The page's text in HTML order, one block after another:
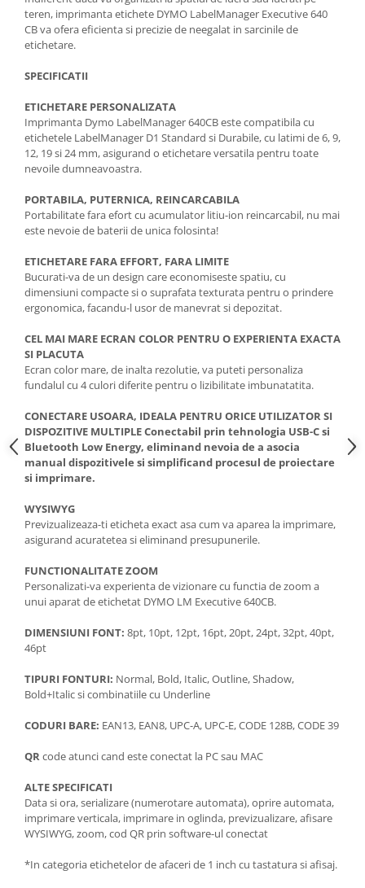
teren, imprimanta etichete DYMO LabelManager Executive 640
CB va ofera eficienta si precizie de neegalat in sarcinile de
etichetare.
SPECIFICATII
ETICHETARE PERSONALIZATA
Imprimanta Dymo LabelManager 640CB este compatibila cu
etichetele LabelManager D1 Standard si Durabile, cu latimi de 6, 9,
12, 19 si 24 mm, asigurand o etichetare versatila pentru toate
nevoile dumneavoastra.
PORTABILA, PUTERNICA, REINCARCABILA
Portabilitate fara efort cu acumulator litiu-ion reincarcabil, nu mai
este nevoie de baterii de unica folosinta!
ETICHETARE FARA EFFORT, FARA LIMITE
Bucurati-va de un design care economiseste spatiu, cu
dimensiuni compacte si o suprafata texturata pentru o prindere
ergonomica, facandu-l usor de manevrat si depozitat.
CEL MAI MARE ECRAN COLOR PENTRU O EXPERIENTA EXACTA
SI PLACUTA
Ecran color mare, de inalta rezolutie, va puteti personaliza
fundalul cu 4 culori diferite pentru o lizibilitate imbunatatita.
CONECTARE USOARA, IDEALA PENTRU ORICE UTILIZATOR SI
DISPOZITIVE MULTIPLE Conectabil prin tehnologia USB-C si
Bluetooth Low Energy, eliminand nevoia de a asocia
manual dispozitivele si simplificand procesul de proiectare
si imprimare.
WYSIWYG
Previzualizeaza-ti eticheta exact asa cum va aparea la imprimare,
asigurand acuratetea si eliminand presupunerile.
FUNCTIONALITATE ZOOM
Personalizati-va experienta de vizionare cu functia de zoom a
unui aparat de etichetat DYMO LM Executive 640CB.
DIMENSIUNI FONT: 8pt, 10pt, 12pt, 16pt, 20pt, 24pt, 32pt, 40pt,
46pt
TIPURI FONTURI: Normal, Bold, Italic, Outline, Shadow,
Bold+Italic si combinatiile cu Underline
CODURI BARE: EAN13, EAN8, UPC-A, UPC-E, CODE 128B, CODE 39
QR code atunci cand este conectat la PC sau MAC
ALTE SPECIFICATI
Data si ora, serializare (numerotare automata), oprire automata,
imprimare verticala, imprimare in oglinda, previzualizare, afisare
WYSIWYG, zoom, cod QR prin software-ul conectat
*In categoria etichetelor de afaceri de 1 inch cu tastatura si afisaj.